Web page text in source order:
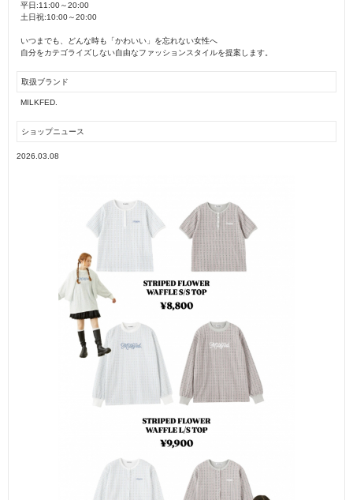
平日:11:00～20:00
土日祝:10:00～20:00
いつまでも、どんな時も「かわいい」を忘れない女性へ
自分をカテゴライズしない自由なファッションスタイルを提案します。
取扱ブランド
MILKFED.
ショップニュース
2026.03.08